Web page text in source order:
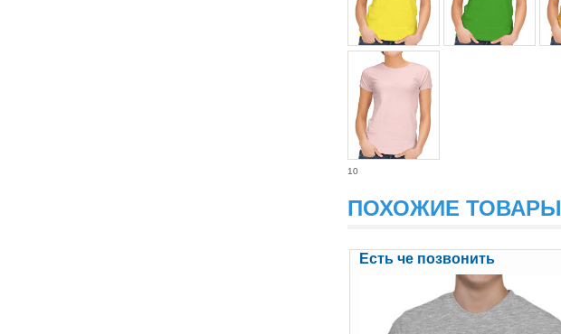
10
ПОХОЖИЕ ТОВАРЫ
Есть че позвонить